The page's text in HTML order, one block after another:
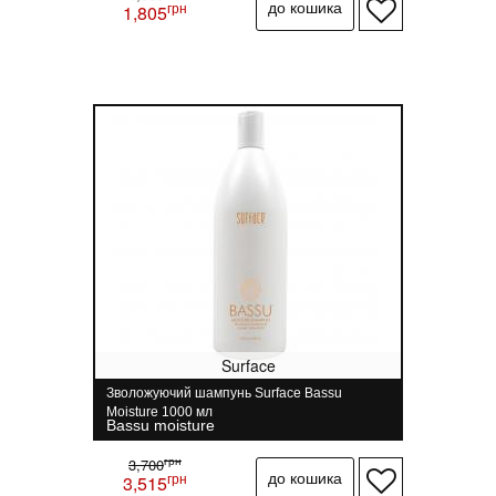
1,805грн
Surface
Зволожуючий шампунь Surface Bassu
Moisture 1000 мл
Bassu moisture
3,700грн
3,515грн